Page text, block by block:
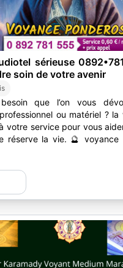
sérieuse
soin de votre avenir
que l’on vous
ou matériel ?
votre service pour vous
réserve la vie. 🔮 voyance